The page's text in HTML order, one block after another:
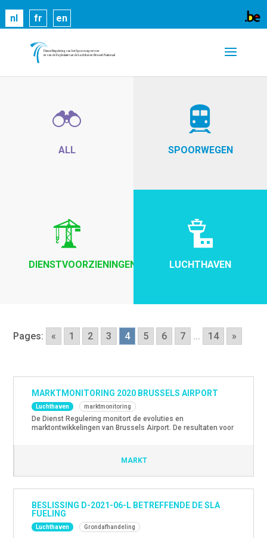
nl fr en
ALL SPOORWEGEN
DIENSTVOORZIENINGEN LUCHTHAVEN
Pages: « 1 2 3 4 5 6 7 ... 14 »
MARKTMONITORING 2020 BRUSSELS AIRPORT
Luchthaven marktmonitoring
De Dienst Regulering monitort de evoluties en
marktontwikkelingen van Brussels Airport. De resultaten voor
MARKT
BESLISSING D-2021-06-L BETREFFENDE DE SLA
FUELING
Luchthaven Grondafhandeling
Cookies helpen ons bij het leveren van onze
diensten. Door gebruik te maken van onze diensten,
gaat u akkoord met ons gebruik van cookies.
informatie